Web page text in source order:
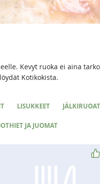
Kevyt ruoka ei aina
Kotikokista.
LISUKKEET JÄLKIRUOAT
JA JUOMAT